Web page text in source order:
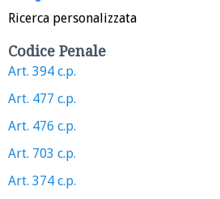
Ricerca personalizzata
Codice Penale
Art. 394 c.p.
Art. 477 c.p.
Art. 476 c.p.
Art. 703 c.p.
Art. 374 c.p.